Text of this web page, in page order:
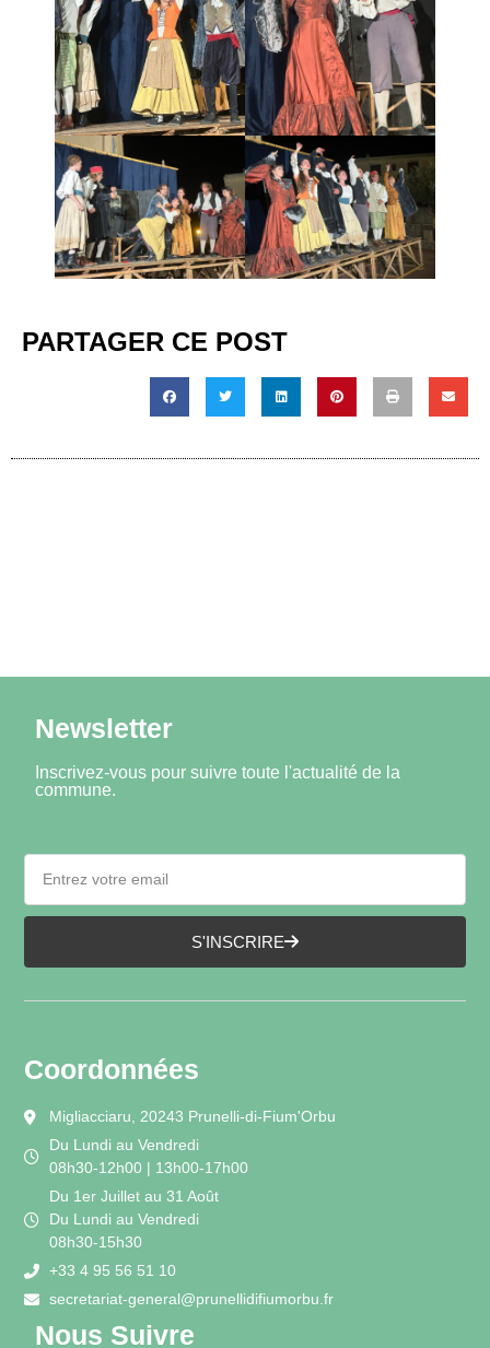
PARTAGER CE POST
Newsletter
Inscrivez-vous pour suivre toute l'actualité de la
commune.
S'INSCRIRE
Coordonnées
Migliacciaru, 20243 Prunelli-di-Fium'Orbu
Du Lundi au Vendredi
08h30-12h00 | 13h00-17h00
Du 1er Juillet au 31 Août
Du Lundi au Vendredi
08h30-15h30
+33 4 95 56 51 10
secretariat-general@prunellidifiumorbu.fr
Nous Suivre